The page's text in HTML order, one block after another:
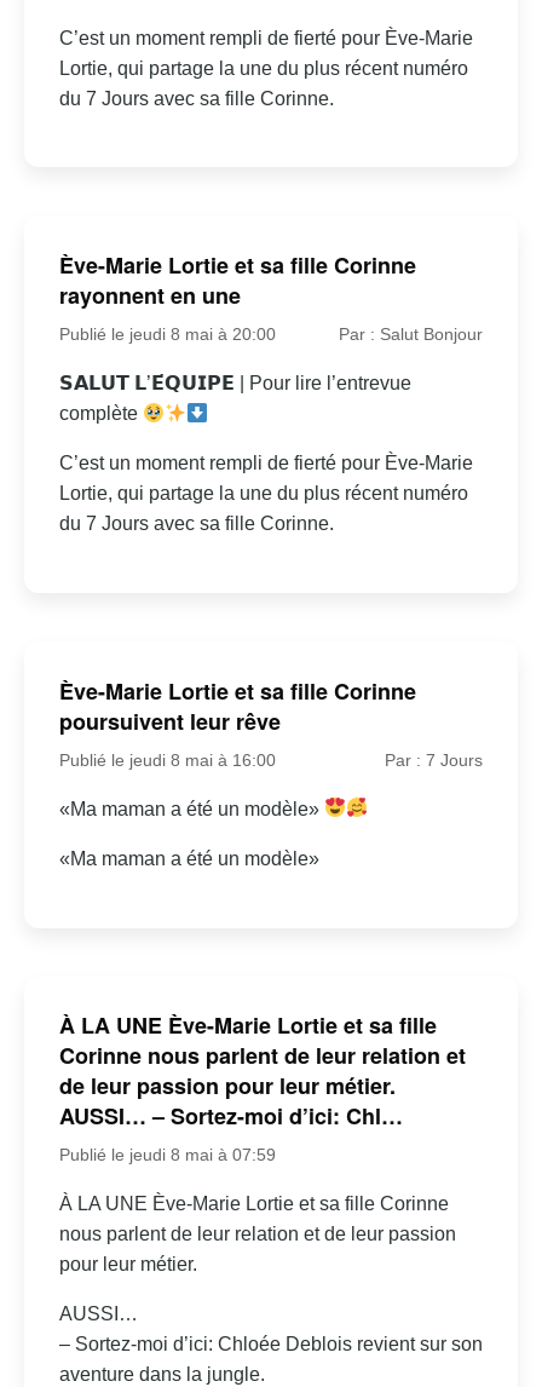
C’est un moment rempli de fierté pour Ève-Marie
Lortie, qui partage la une du plus récent numéro
du 7 Jours avec sa fille Corinne.
Ève-Marie Lortie et sa fille Corinne
rayonnent en une
Publié le jeudi 8 mai à 20:00 Par : Salut Bonjour
𝗦𝗔𝗟𝗨𝗧 𝗟’𝗘́𝗤𝗨𝗜𝗣𝗘 | Pour lire l’entrevue
complète
C’est un moment rempli de fierté pour Ève-Marie
Lortie, qui partage la une du plus récent numéro
du 7 Jours avec sa fille Corinne.
Ève-Marie Lortie et sa fille Corinne
poursuivent leur rêve
Publié le jeudi 8 mai à 16:00 Par : 7 Jours
«Ma maman a été un modèle»
«Ma maman a été un modèle»
À LA UNE Ève-Marie Lortie et sa fille
Corinne nous parlent de leur relation et
de leur passion pour leur métier.
AUSSI… – Sortez-moi d’ici: Chl…
Publié le jeudi 8 mai à 07:59
À LA UNE Ève-Marie Lortie et sa fille Corinne
nous parlent de leur relation et de leur passion
pour leur métier.
AUSSI…
– Sortez-moi d’ici: Chloée Deblois revient sur son
aventure dans la jungle.